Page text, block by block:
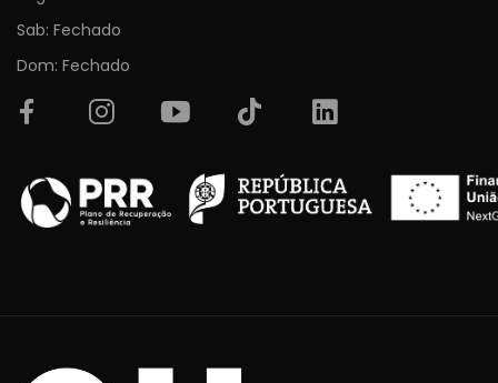
Sab: Fechado
Dom: Fechado